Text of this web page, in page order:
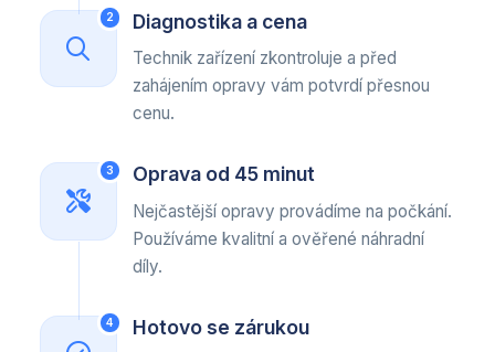
2 Diagnostika a cena
Technik zařízení zkontroluje a před
zahájením opravy vám potvrdí přesnou
cenu.
3 Oprava od 45 minut
Nejčastější opravy provádíme na počkání.
Používáme kvalitní a ověřené náhradní
díly.
4 Hotovo se zárukou